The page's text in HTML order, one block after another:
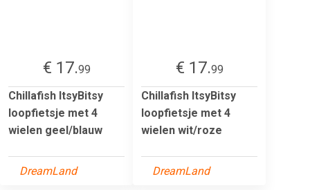
€ 17.99
Chillafish ItsyBitsy
loopfietsje met 4
wielen geel/blauw
DreamLand
€ 17.99
Chillafish ItsyBitsy
loopfietsje met 4
wielen wit/roze
DreamLand